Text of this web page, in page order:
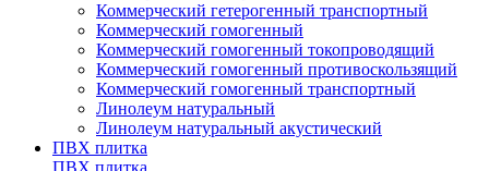
Коммерческий гетерогенный транспортный
Коммерческий гомогенный
Коммерческий гомогенный токопроводящий
Коммерческий гомогенный противоскользящий
Коммерческий гомогенный транспортный
Линолеум натуральный
Линолеум натуральный акустический
ПВХ плитка
ПВХ плитка